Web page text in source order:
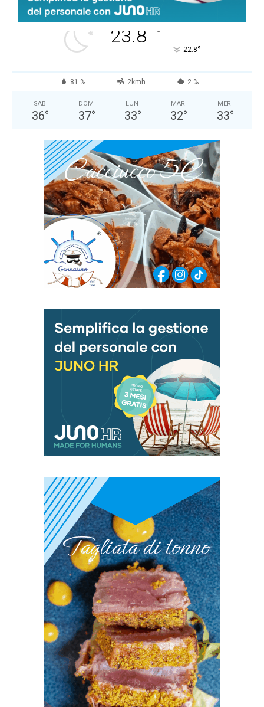
Cielo Sereno
23.8 C 24.4°
22.8°
81 % 2kmh 2 %
SAB
36°
DOM
37°
LUN
33°
MAR
32°
MER
33°